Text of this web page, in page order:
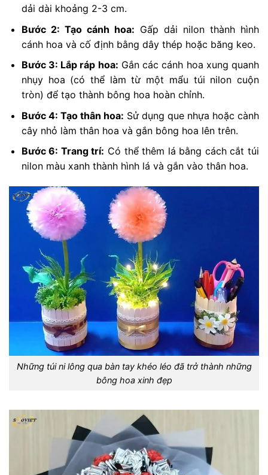
dải dài khoảng 2-3 cm.
Bước 2: Tạo cánh hoa: Gấp dải nilon thành hình
cánh hoa và cố định bằng dây thép hoặc băng keo.
Bước 3: Lắp ráp hoa: Gắn các cánh hoa xung quanh
nhụy hoa (có thể làm từ một mẩu túi nilon cuộn
tròn) để tạo thành bông hoa hoàn chỉnh.
Bước 4: Tạo thân hoa: Sử dụng que nhựa hoặc cành
cây nhỏ làm thân hoa và gắn bông hoa lên trên.
Bước 6: Trang trí: Có thể thêm lá bằng cách cắt túi
nilon màu xanh thành hình lá và gắn vào thân hoa.
Những túi ni lông qua bàn tay khéo léo đã trở thành những
bông hoa xinh đẹp